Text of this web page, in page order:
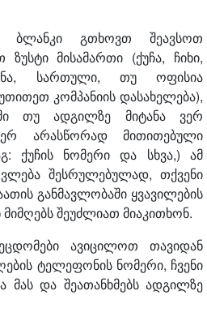
ბლანკი გთხოვთ შეავსოთ
მისამართი (ქუჩა, ჩიხი,
სართული, თუ ოფისია
კომპანიის დასახელება),
თუ ადგილზე მიტანა ვერ
არასწორად მითითებული
ქუჩის ნომერი და სხვა,) ამ
შესრულებულად, თქვენი
განმავლობაში ყვავილების
შეუძლიათ მიაკითხონ.
ავიცილოთ თავიდან
ტელეფონის ნომერი, ჩვენი
მას და შეათანხმებს ადგილზე